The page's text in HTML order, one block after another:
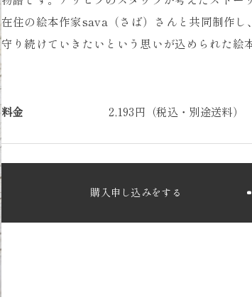
在住の絵本作家sava（さば）さんと共同制作し
守り続けていきたいという思いが込められた絵
料金 2,193円（税込・別途送料）
購入申し込みをする